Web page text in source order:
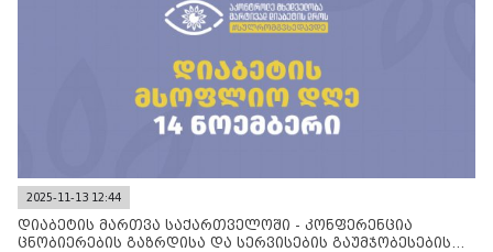
2025-11-13 12:44
დიაბეტის მართვა საქართველოში - კონფერენცია
ცნობიერების გაზრდისა და სერვისების გაუმჯობესების